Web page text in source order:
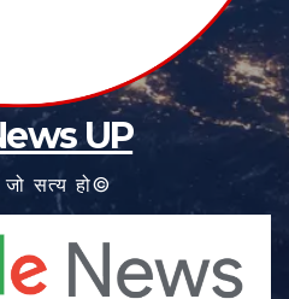
UP
जो सत्य हो©